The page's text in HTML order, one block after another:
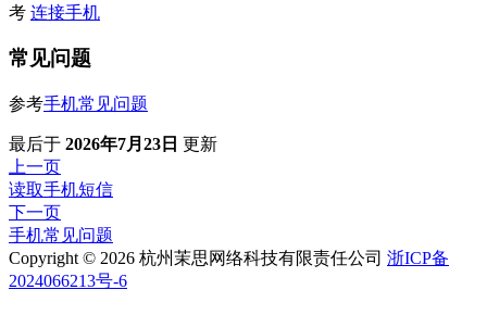
考 连接手机
常见问题
参考手机常见问题
最后于 2026年7月23日 更新
上一页
读取手机短信
下一页
手机常见问题
Copyright © 2026 杭州茉思网络科技有限责任公司 浙ICP备
2024066213号-6